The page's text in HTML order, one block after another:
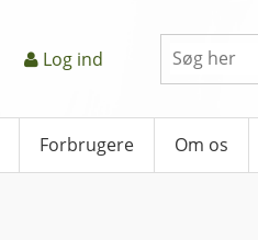
Log ind
Forbrugere Om os